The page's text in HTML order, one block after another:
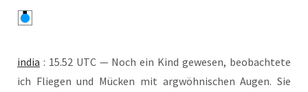
india : 15.52 UTC — Noch ein Kind gewe­sen, beob­ach­te­te
ich Flie­gen und Mücken mit arg­wöh­ni­schen Augen. Sie